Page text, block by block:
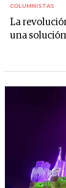
COLUMNISTAS
La
una